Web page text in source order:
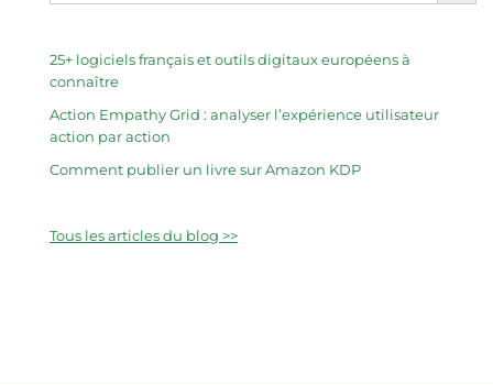
25+ logiciels français et outils digitaux européens à
connaître
Action Empathy Grid : analyser l’expérience utilisateur
action par action
Comment publier un livre sur Amazon KDP
Tous les articles du blog >>